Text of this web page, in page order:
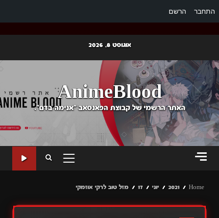
התחבר הרשם
content
אוגוסט 8, 2026
AnimeBlood
האתר הרשמי של קבוצת הפאנסאב "אנימה בדם".
PRIMARY
Home
2021 יוני 17 מזל טוב לרקי אוזמקי